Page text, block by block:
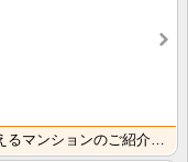
最上階☆駅前徒歩3分の好立地☆ペットが飼えるマンションのご紹介！JR線東戸塚徒歩３分の立地で周辺利便･･･